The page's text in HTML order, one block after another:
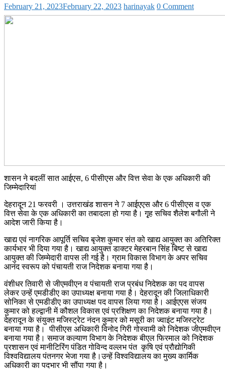
February 21, 2023February 22, 2023 harinayak 0 Comment
शासन ने बदलीं सात आईएस, 6 पीसीएस और वित्त सेवा के एक अधिकारी की
जिम्मेदारियां
देहरादून 21 फरवरी । उत्तराखंड शासन ने 7 आईएएस और 6 पीसीएस व एक
वित्त सेवा के एक अधिकारी का तबादला हो गया है। गृृह सचिव शैलेश बगौली ने
आदेश जारी किया है।
खाद्य एवं नागरिक आपूर्ति सचिव बृजेश कुमार संत को खाद्य आयुक्त का अतिरिक्त
कार्यभार भी दिया गया है। खाद्य आयुक्त डाक्टर मेहरबान सिंह बिष्ट से खाद्य
आयुक्त की जिम्मेदारी वापस ली गई है। ग्राम विकास विभाग के अपर सचिव
आनंद स्वरूप को पंचायती राज निदेशक बनाया गया है।
वंशीधर तिवारी से जीएमवीएन व पंचायती राज प्रबंध निदेशक का पद वापस
लेकर उन्हें एमडीडीए का उपाध्यक्ष बनाया गया है। देहरादून की जिलाधिकारी
सोनिका से एमडीडीए का उपाध्यक्ष पद वापस लिया गया है। आईएएस संजय
कुमार को हल्द्वानी में कौशल विकास एवं प्रशिक्षण का निदेशक बनाया गया है।
देहरादून के संयुक्त मजिस्ट्रेट नंदन कुमार को मसूरी का ज्वाइंट मजिस्ट्रेट
बनाया गया है। पीसीएस अधिकारी विनोद गिरी गोस्वामी को निदेशक जीएमवीएन
बनाया गया है। समाज कल्याण विभाग के निदेशक बीएल फिरमाल को निदेशक
प्रशासन एवं मानीटिरिंग पंडित गोविन्द वल्लभ पंत कृषि एवं प्रौद्योगिकी
विश्वविद्यालय पंतनगर भेजा गया है।उन्हें विश्वविद्यालय का मुख्य कार्मिक
अधिकारी का पदभार भी सौंपा गया है।